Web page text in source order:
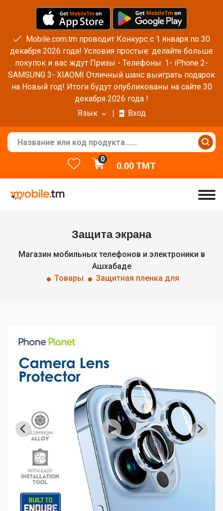
Mobile.com.tm проводит Конкурс с 1 января по 30
декабря 2026 года! Условия простые: делайте больше
покупок и вас ждут Призы - Телефоны: 1- iPhone 2-
SAMSUNG 3- XIAOMI Отличный шанс выиграть подарок
на Новый год! Итоги будут опубликованы на сайте 30
декабря 2026 года !
Язык
Вход
0
0.00TMT
Защита экрана
Магазин мобильных телефонов и электроники в
Ашхабаде
Товары
Защитная пленка для